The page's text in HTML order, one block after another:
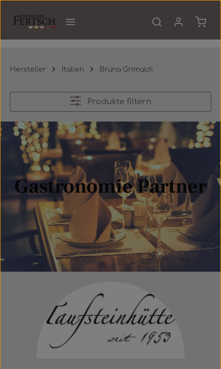
Hersteller Italien Bruna Grimaldi
Produkte filtern
Gastronomie Partner